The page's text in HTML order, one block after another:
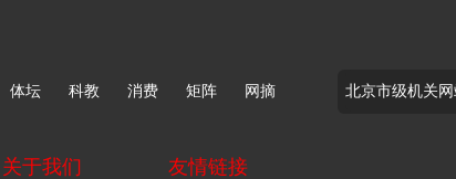
体坛 科教 消费 矩阵 网摘
关于我们 友情链接